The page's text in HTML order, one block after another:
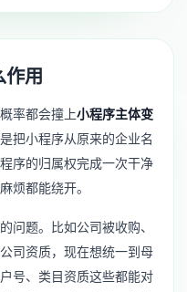
用
率都会撞上小程序主体变
把小程序从原来的企业名
序的归属权完成一次干净
烦都能绕开。
问题。比如公司被收购、
司资质，现在想统一到母
号、类目资质这些都能对